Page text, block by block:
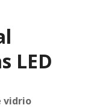
LED
vidrio